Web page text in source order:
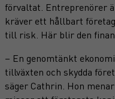
förvaltat. Entreprenörer
kräver ett hållbart
till risk. Här blir den
– En genomtänkt
tillväxten och skydda
säger Cathrin. Hon